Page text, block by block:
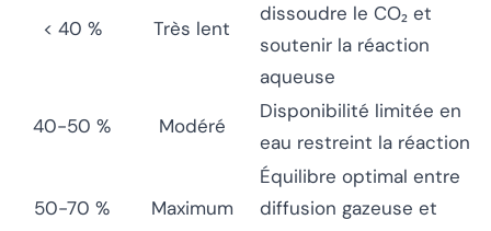
< 40 % Très lent
dissoudre le CO₂ et
soutenir la réaction
aqueuse
40-50 % Modéré
Disponibilité limitée en
eau restreint la réaction
50-70 % Maximum
Équilibre optimal entre
diffusion gazeuse et